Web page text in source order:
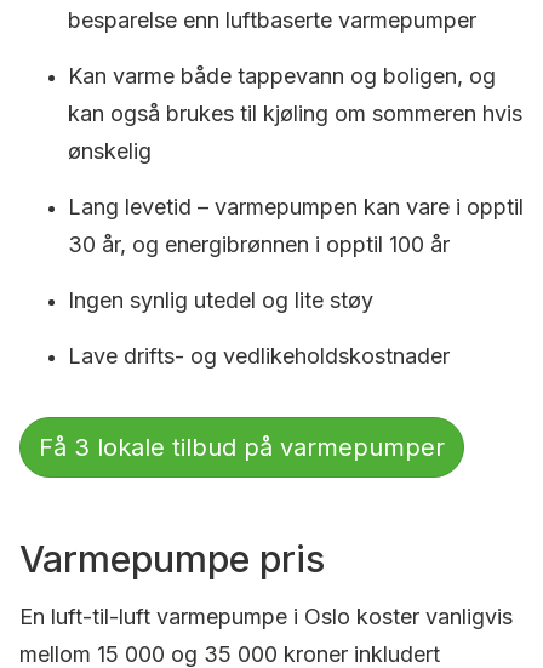
besparelse enn luftbaserte varmepumper
Kan varme både tappevann og boligen, og
kan også brukes til kjøling om sommeren hvis
ønskelig
Lang levetid – varmepumpen kan vare i opptil
30 år, og energibrønnen i opptil 100 år
Ingen synlig utedel og lite støy
Lave drifts- og vedlikeholdskostnader
Få 3 lokale tilbud på varmepumper
Varmepumpe pris
En luft-til-luft varmepumpe i Oslo koster vanligvis
mellom 15 000 og 35 000 kroner inkludert